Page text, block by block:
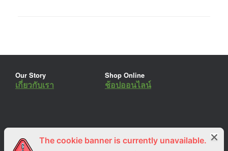
Our Story
เกี่ยวกับเรา
Shop Online
ช้อปออนไลน์
ร่วมงานกับเรา Lemon Farm Cafe
The cookie banner is currently unavailable.